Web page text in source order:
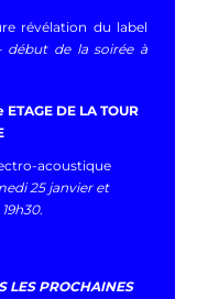
révélation du label
début de la soirée à
ETAGE DE LA TOUR
acoustique
25 janvier et
.
LES PROCHAINES